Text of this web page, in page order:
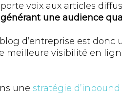
voix aux articles
une audience
d’entreprise est
meilleure visibilité en
une stratégie